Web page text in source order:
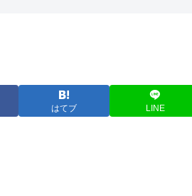
はてブ LINE